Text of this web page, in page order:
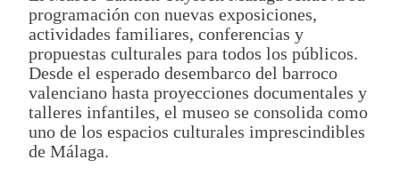
programación con nuevas exposiciones,
actividades familiares, conferencias y
propuestas culturales para todos los públicos.
Desde el esperado desembarco del barroco
valenciano hasta proyecciones documentales y
talleres infantiles, el museo se consolida como
uno de los espacios culturales imprescindibles
de Málaga.